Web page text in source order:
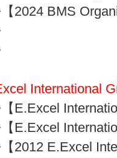
2024 BMS
International
E.Excel
E.Excel
2012 E.Excel